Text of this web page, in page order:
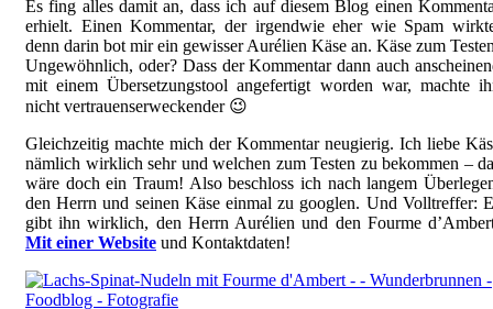
Es fing alles damit an, dass ich auf diesem Blog einen
erhielt. Einen Kommentar, der irgendwie eher wie Spam
denn darin bot mir ein gewisser Aurélien Käse an. Käse zum
Ungewöhnlich, oder? Dass der Kommentar dann auch
mit einem Übersetzungstool angefertigt worden war, machte
nicht vertrauenserweckender 😉
Gleichzeitig machte mich der Kommentar neugierig. Ich liebe
nämlich wirklich sehr und welchen zum Testen zu bekommen –
wäre doch ein Traum! Also beschloss ich nach langem
den Herrn und seinen Käse einmal zu googlen. Und Volltreffer:
gibt ihn wirklich, den Herrn Aurélien und den Fourme
Mit einer Website und Kontaktdaten!